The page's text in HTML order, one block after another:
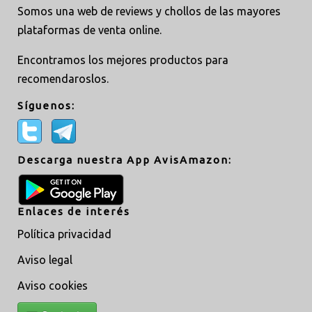
Somos una web de reviews y chollos de las mayores
plataformas de venta online.
Encontramos los mejores productos para
recomendaroslos.
Síguenos:
Descarga nuestra App AvisAmazon:
Enlaces de interés
Política privacidad
Aviso legal
Aviso cookies